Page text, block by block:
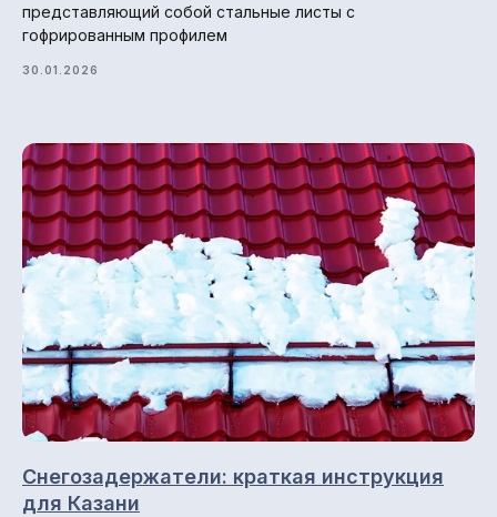
представляющий собой стальные листы с
гофрированным профилем
30.01.2026
Снегозадержатели: краткая инструкция
для Казани